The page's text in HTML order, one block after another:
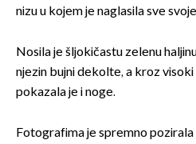
nizu u kojem je naglasila sve
Nosila je šljokičastu zelenu
njezin bujni dekolte, a kroz
pokazala je i noge.
Fotografima je spremno